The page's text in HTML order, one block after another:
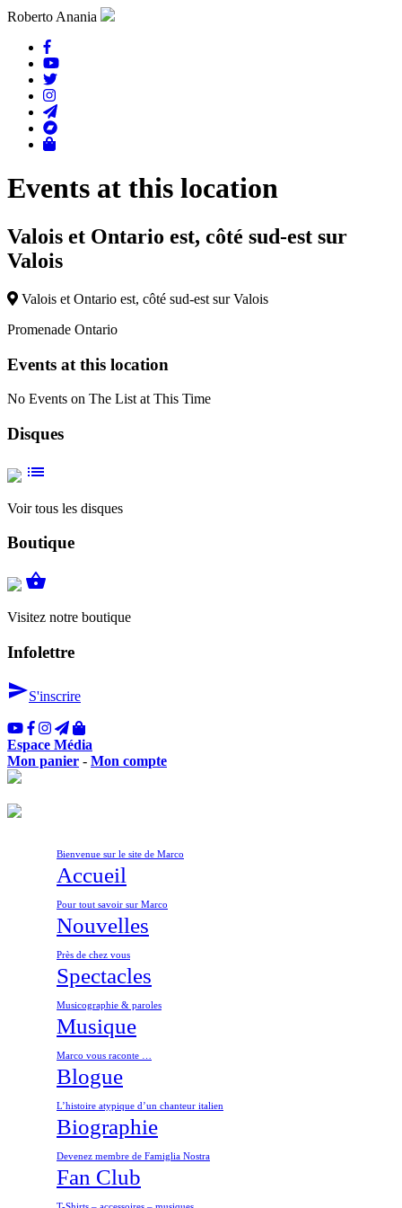
Roberto Anania
Events at this location
Valois et Ontario est, côté sud-est sur
Valois
Valois et Ontario est, côté sud-est sur Valois
Promenade Ontario
Events at this location
No Events on The List at This Time
Disques
list
Voir tous les disques
Boutique
shopping_basket
Visitez notre boutique
Infolettre
sendS'inscrire
Espace Média
Mon panier - Mon compte
Bienvenue sur le site de Marco
Accueil
Pour tout savoir sur Marco
Nouvelles
Près de chez vous
Spectacles
Musicographie & paroles
Musique
Marco vous raconte …
Blogue
L’histoire atypique d’un chanteur italien
Biographie
Devenez membre de Famiglia Nostra
Fan Club
T-Shirts – accessoires – musiques